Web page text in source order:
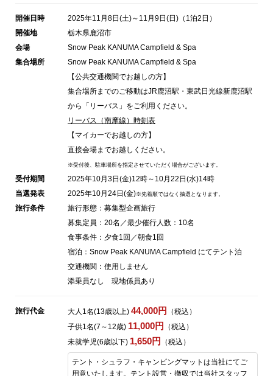
開催日時
2025年11月8日(土)～11月9日(日)（1泊2日）
開催地
栃木県鹿沼市
会場
Snow Peak KANUMA Campfield & Spa
集合場所
Snow Peak KANUMA Campfield & Spa
【公共交通機関でお越しの方】
集合場所までのご移動はJR鹿沼駅・東武日光線新鹿沼駅
から「リーバス」をご利用ください。
リーバス（南摩線）時刻表
【マイカーでお越しの方】
直接会場までお越しください。
※受付後、駐車場所を指定させていただく場合がございます。
受付期間
2025年10月3日(金)12時～10月22日(水)14時
当選発表
2025年10月24日(金)※先着順ではなく抽選となります。
旅行条件
旅行形態：募集型企画旅行
募集定員：20名／最少催行人数：10名
食事条件：夕食1回／朝食1回
宿泊：Snow Peak KANUMA Campfield にてテント泊
交通機関：使用しません
添乗員なし 現地係員あり
旅行代金 大人1名(13歳以上) 44,000円
（税込）
子供1名(7～12歳) 11,000円
（税込）
未就学児(6歳以下) 1,650円 （税込）
テント・シュラフ・キャンピングマットは当社にてご
用意いたします。テント設営・撤収では当社スタッフ